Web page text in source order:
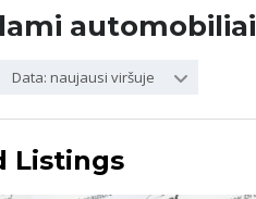
automobiliai
Data: naujausi viršuje
Listings